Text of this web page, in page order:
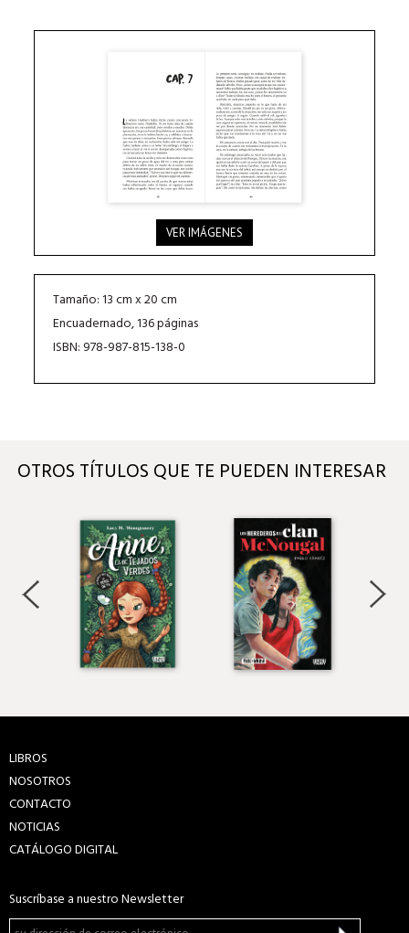
VER IMÁGENES
Tamaño: 13 cm x 20 cm
Encuadernado, 136 páginas
ISBN: 978-987-815-138-0
OTROS TÍTULOS QUE TE PUEDEN INTERESAR
LIBROS
NOSOTROS
CONTACTO
NOTICIAS
CATÁLOGO DIGITAL
Suscríbase a nuestro Newsletter